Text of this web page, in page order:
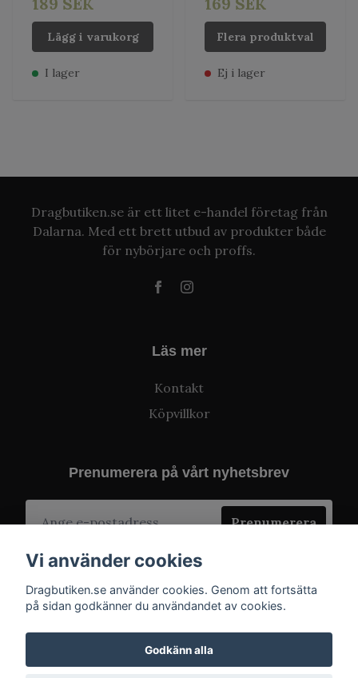
Lägg i varukorg
I lager
Flera produktval
Ej i lager
Dragbutiken.se är ett litet e-handel företag från
Dalarna. Med ett brett utbud av produkter både
för nybörjare och proffs.
Läs mer
Kontakt
Köpvillkor
Prenumerera på vårt nyhetsbrev
Prenumerera
Vi använder cookies
Dragbutiken.se använder cookies. Genom att fortsätta
på sidan godkänner du användandet av cookies.
Godkänn alla